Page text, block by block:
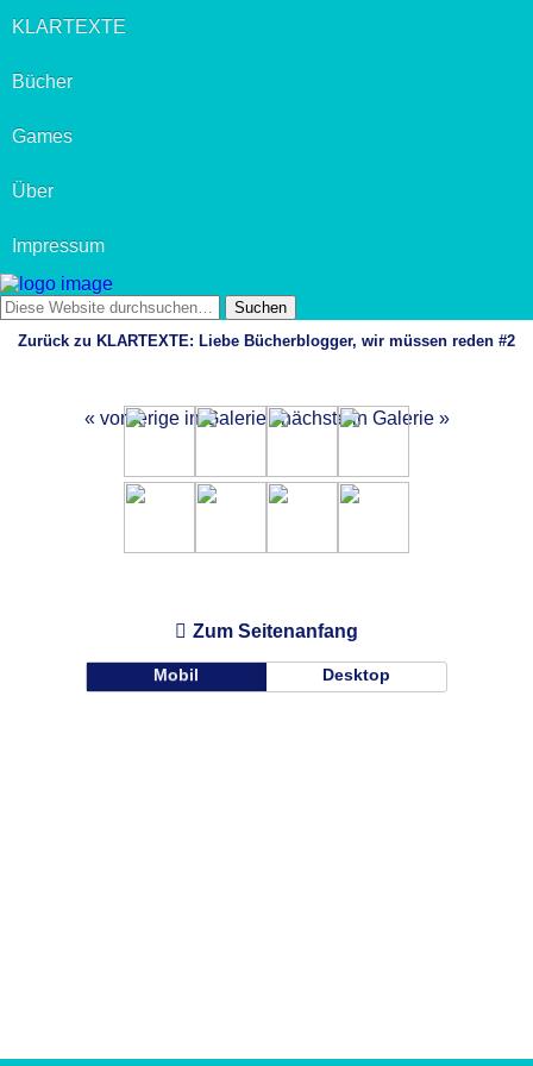
KLARTEXTE
Bücher
Games
Über
Impressum
Zurück zu KLARTEXTE: Liebe Bücherblogger, wir müssen reden #2
« vorherige in Galerie nächste in Galerie »
Zum Seitenanfang
Mobil Desktop